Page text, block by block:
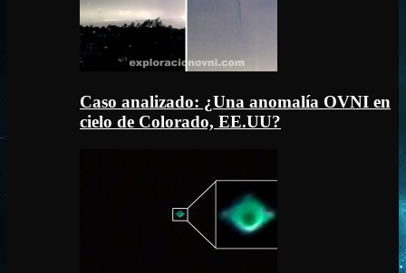
Caso analizado: ¿Una anomalía OVNI en
cielo de Colorado, EE.UU?